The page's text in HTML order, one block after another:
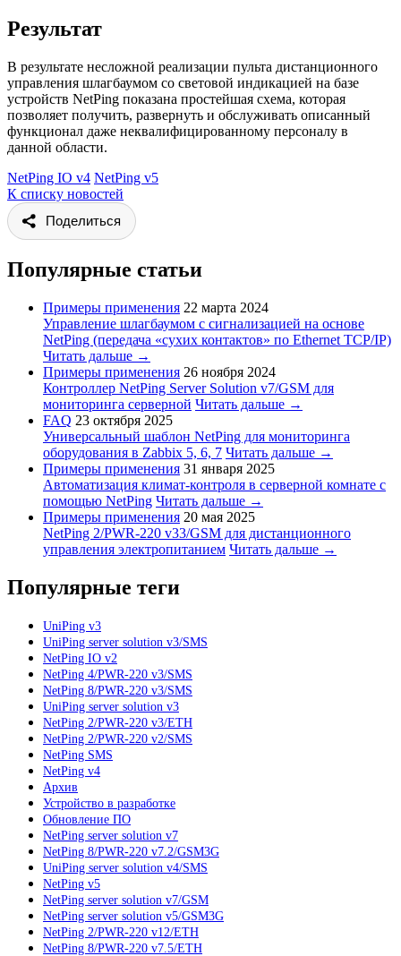
Результат
В результате несложной реализации пульта дистанционного
управления шлагбаумом со световой индикацией на базе
устройств NetPing показана простейшая схема, которая
позволяет получить, развернуть и обслуживать описанный
функционал даже неквалифицированному персоналу в
данной области.
NetPing IO v4 NetPing v5
К списку новостей
Поделиться
Популярные статьи
Примеры применения 22 марта 2024
Управление шлагбаумом с сигнализацией на основе
NetPing (передача «сухих контактов» по Ethernet TCP/IP)
Читать дальше →
Примеры применения 26 ноября 2024
Контроллер NetPing Server Solution v7/GSM для
мониторинга серверной Читать дальше →
FAQ 23 октября 2025
Универсальный шаблон NetPing для мониторинга
оборудования в Zabbix 5, 6, 7 Читать дальше →
Примеры применения 31 января 2025
Автоматизация климат-контроля в серверной комнате с
помощью NetPing Читать дальше →
Примеры применения 20 мая 2025
NetPing 2/PWR-220 v33/GSM для дистанционного
управления электропитанием Читать дальше →
Популярные теги
UniPing v3
UniPing server solution v3/SMS
NetPing IO v2
NetPing 4/PWR-220 v3/SMS
NetPing 8/PWR-220 v3/SMS
UniPing server solution v3
NetPing 2/PWR-220 v3/ETH
NetPing 2/PWR-220 v2/SMS
NetPing SMS
NetPing v4
Архив
Устройство в разработке
Обновление ПО
NetPing server solution v7
NetPing 8/PWR-220 v7.2/GSM3G
UniPing server solution v4/SMS
NetPing v5
NetPing server solution v7/GSM
NetPing server solution v5/GSM3G
NetPing 2/PWR-220 v12/ETH
NetPing 8/PWR-220 v7.5/ETH